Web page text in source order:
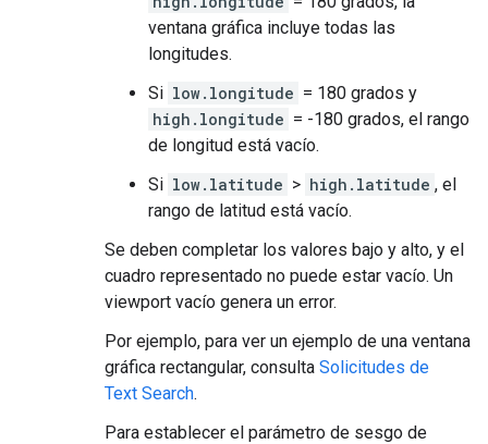
ventana gráfica incluye todas las
longitudes.
Si low.longitude = 180 grados y
high.longitude = -180 grados, el rango
de longitud está vacío.
Si low.latitude > high.latitude , el
rango de latitud está vacío.
Se deben completar los valores bajo y alto, y el
cuadro representado no puede estar vacío. Un
viewport vacío genera un error.
Por ejemplo, para ver un ejemplo de una ventana
gráfica rectangular, consulta Solicitudes de
Text Search.
Para establecer el parámetro de sesgo de